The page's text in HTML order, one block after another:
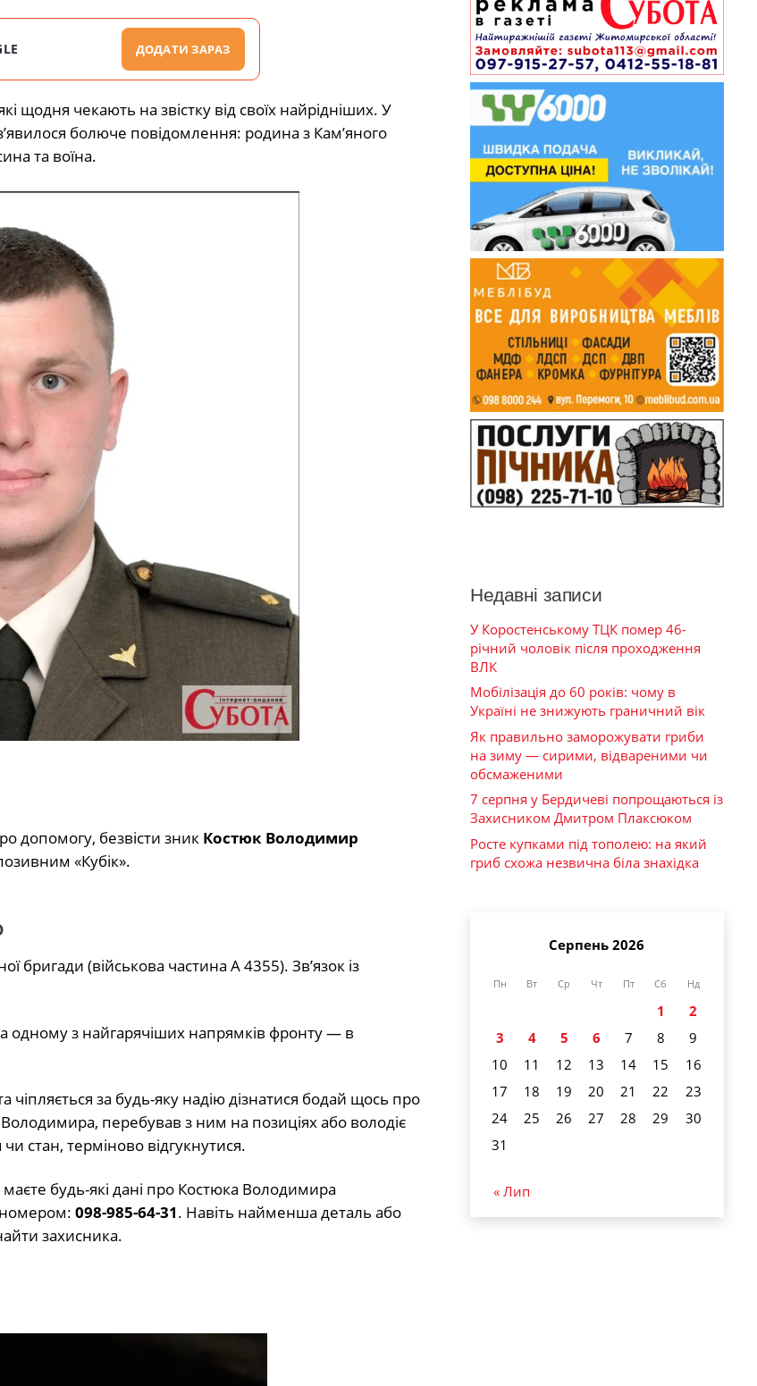
ДОДАТИ ЗАРАЗ
щодня чекають на звістку від своїх найрідніших. У
болюче повідомлення: родина з Камʼяного
та воїна.
допомогу, безвісти зник Костюк Володимир
«Кубік».
бригади (військова частина А 4355). Зв’язок із
одному з найгарячіших напрямків фронту — в
за будь-яку надію дізнатися бодай щось про
перебував з ним на позиціях або володіє
стан, терміново відгукнутися.
будь-які дані про Костюка Володимира
номером: 098-985-64-31. Навіть найменша деталь або
захисника.
Недавні записи
У Коростенському ТЦК помер 46-
річний чоловік після проходження
ВЛК
Мобілізація до 60 років: чому в
Україні не знижують граничний вік
Як правильно заморожувати гриби
на зиму — сирими, відвареними чи
обсмаженими
7 серпня у Бердичеві попрощаються із
Захисником Дмитром Плаксюком
Росте купками під тополею: на який
гриб схожа незвична біла знахідка
Серпень 2026
Пн Вт Ср Чт Пт Сб Нд
1
2
3
4 5 6 7 8
9
10
11 12 13 14 15
16
17
18 19 20 21 22
23
24
25 26 27 28 29
30
31
« Лип